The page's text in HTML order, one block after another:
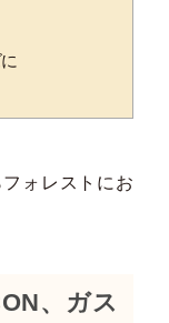
ォレストにお
、ガス